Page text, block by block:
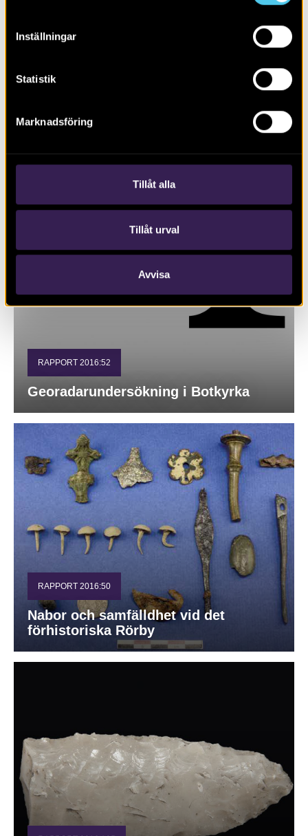
Inställningar
Statistik
Marknadsföring
Tillåt alla
Tillåt urval
Avvisa
RAPPORT 2016:111
S:ta Gertruds kapell och kapellbäcken
RAPPORT 2016:52
Georadarundersökning i Botkyrka
RAPPORT 2016:50
Nabor och samfälldhet vid det
förhistoriska Rörby